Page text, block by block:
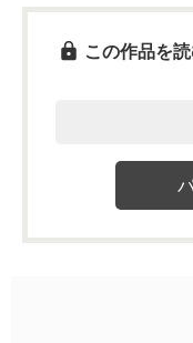
この作品を